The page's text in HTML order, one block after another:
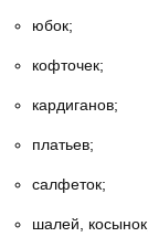
юбок;
кофточек;
кардиганов;
платьев;
салфеток;
шалей,